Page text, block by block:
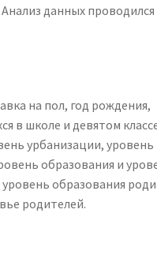
Анализ данных
на пол, год рождения,
в школе и девятом
урбанизации, уровень
образования и
образования
родителей.